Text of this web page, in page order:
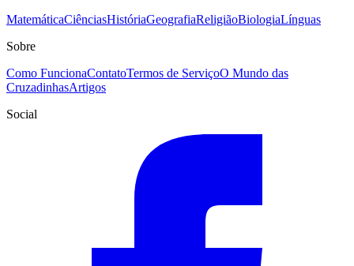
MatemáticaCiênciasHistóriaGeografiaReligiãoBiologiaLínguas
Sobre
Como FuncionaContatoTermos de ServiçoO Mundo das
CruzadinhasArtigos
Social